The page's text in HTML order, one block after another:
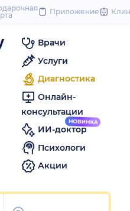
to
Приложение
Врачи
Услуги
Диагностика
Онлайн-
консультации
ИИ-доктор
Психологи
Акции